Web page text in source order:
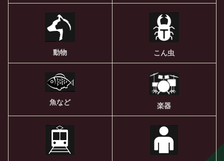
動物 こん虫
魚など 楽器